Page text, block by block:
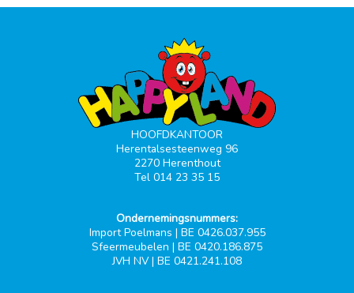
HOOFDKANTOOR
Herentalsesteenweg 96
2270 Herenthout
Tel 014 23 35 15
Ondernemingsnummers:
Import Poelmans | BE 0426.037.955
Sfeermeubelen | BE 0420.186.875
JVH NV | BE 0421.241.108